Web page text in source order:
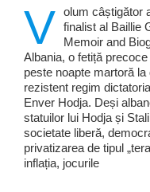
V olum câștigător
finalist al Baillie
Memoir and
Albania, o fetiță
peste noapte martoră
rezistent regim
Enver Hodja. Deși
statuilor lui Hodja și
societate liberă,
privatizarea de tipul
inflația, jocurile